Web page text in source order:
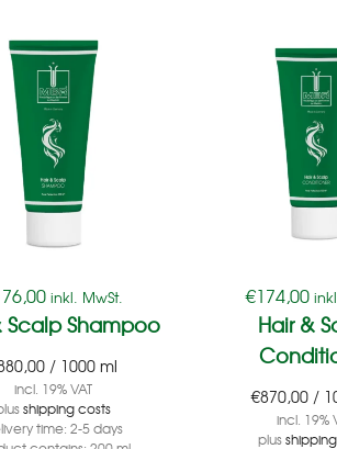
inkl. MwSt.
Scalp Shampoo
/ 1000 ml
incl. 19% VAT
shipping costs
time:2-5 days
€174,00
Hair &
€870,00/
incl. 19%
plus